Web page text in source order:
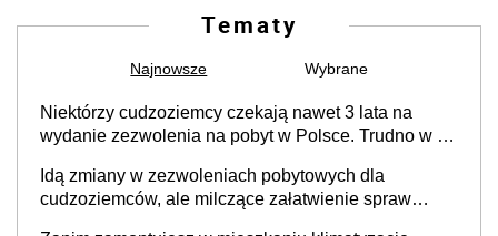
Tematy
Najnowsze Wybrane
Niektórzy cudzoziemcy czekają nawet 3 lata na
wydanie zezwolenia na pobyt w Polsce. Trudno w to
to realny problem
Idą zmiany w zezwoleniach pobytowych dla
cudzoziemców, ale milczące załatwienie spraw